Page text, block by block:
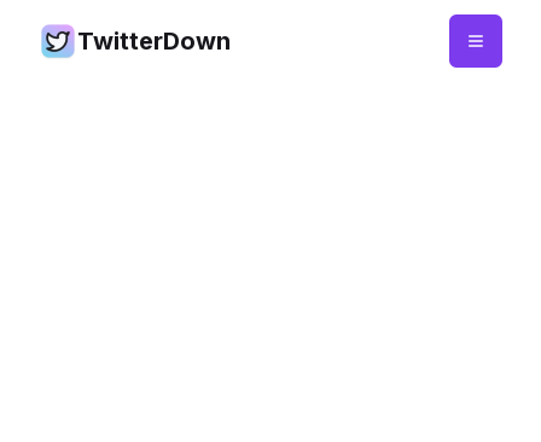
TwitterDown